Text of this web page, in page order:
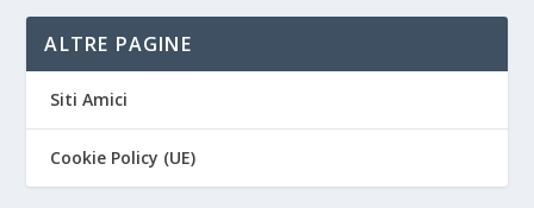
ALTRE PAGINE
Siti Amici
Cookie Policy (UE)